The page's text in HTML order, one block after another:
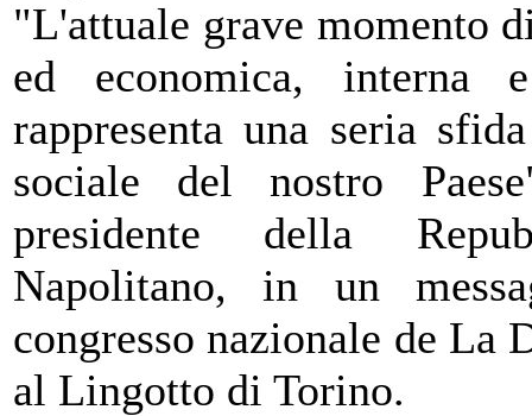
"L'attuale grave momento
ed economica, interna
rappresenta una seria
sociale del nostro
presidente della
Napolitano, in un
congresso nazionale de La
al Lingotto di Torino.